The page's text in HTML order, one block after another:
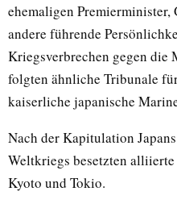
ehemaligen Premierminister,
andere führende
Kriegsverbrechen gegen die
folgten ähnliche Tribunale
kaiserliche japanische
Nach der Kapitulation
Weltkriegs besetzten
Kyoto und Tokio.